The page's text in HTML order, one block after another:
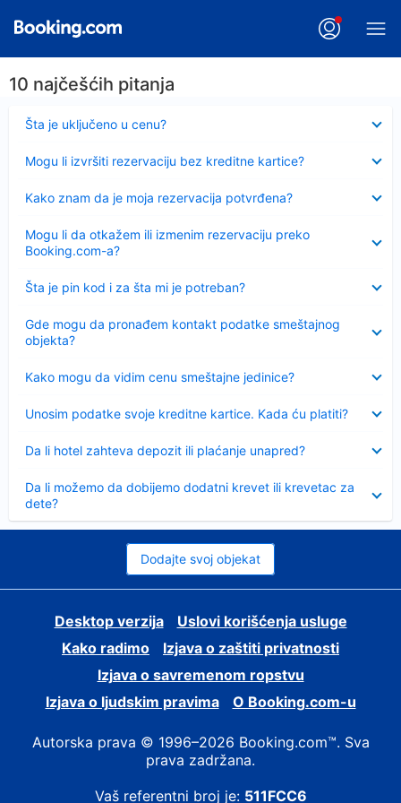
10 najčešćih pitanja
Šta je uključeno u cenu?
Sažeto
Mogu li izvršiti rezervaciju bez kreditne kartice?
Kako znam da je moja rezervacija potvrđena?
Mogu li da otkažem ili izmenim rezervaciju preko
Booking.com-a?
Šta je pin kod i za šta mi je potreban?
Sažeto
Gde mogu da pronađem kontakt podatke smeštajnog
objekta?
Kako mogu da vidim cenu smeštajne jedinice?
Unosim podatke svoje kreditne kartice. Kada ću platiti?
Da li hotel zahteva depozit ili plaćanje unapred?
Da li možemo da dobijemo dodatni krevet ili krevetac za
dete?
Dodajte svoj objekat
Desktop verzija
Uslovi korišćenja usluge
Kako radimo
Izjava o zaštiti privatnosti
Izjava o savremenom ropstvu
Izjava o ljudskim pravima
О Booking.com-u
Autorska prava © 1996–2026 Booking.com™. Sva
prava zadržana.
Vaš referentni broj je: 511FCC6